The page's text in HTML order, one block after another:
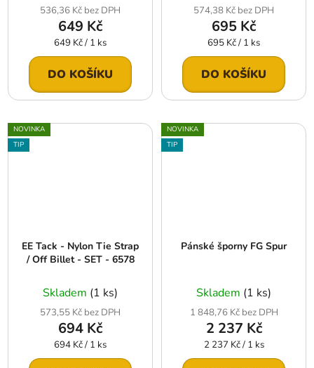
536,36 Kč bez DPH
649 Kč
Měrná
cena:
649 Kč / 1 ks
DO KOŠÍKU
574,38 Kč bez DPH
695 Kč
Měrná
cena:
695 Kč / 1 ks
DO KOŠÍKU
NOVINKA
TIP
EE Tack - Nylon Tie Strap
/ Off Billet - SET - 6578
Skladem (1 ks)
573,55 Kč bez DPH
694 Kč
Měrná
cena:
694 Kč / 1 ks
NOVINKA
TIP
Pánské šporny FG Spur
Skladem (1 ks)
1 848,76 Kč bez DPH
2 237 Kč
Měrná
cena:
2 237 Kč / 1 ks